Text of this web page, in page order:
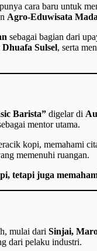
cara baru untuk
Agro-Eduwisata
sebagai bagian dari
Sulsel, serta
Barista” digelar di
mentor utama.
kopi, memahami
memenuhi ruangan.
tetapi juga
mulai dari Sinjai,
dari pelaku industri.